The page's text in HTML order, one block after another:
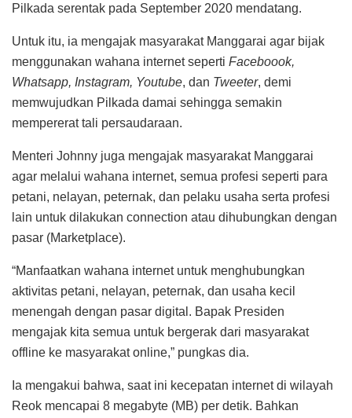
Pilkada serentak pada September 2020 mendatang.
Untuk itu, ia mengajak masyarakat Manggarai agar bijak
menggunakan wahana internet seperti Faceboook,
Whatsapp, Instagram, Youtube, dan Tweeter, demi
memwujudkan Pilkada damai sehingga semakin
mempererat tali persaudaraan.
Menteri Johnny juga mengajak masyarakat Manggarai
agar melalui wahana internet, semua profesi seperti para
petani, nelayan, peternak, dan pelaku usaha serta profesi
lain untuk dilakukan connection atau dihubungkan dengan
pasar (Marketplace).
“Manfaatkan wahana internet untuk menghubungkan
aktivitas petani, nelayan, peternak, dan usaha kecil
menengah dengan pasar digital. Bapak Presiden
mengajak kita semua untuk bergerak dari masyarakat
offline ke masyarakat online,” pungkas dia.
Ia mengakui bahwa, saat ini kecepatan internet di wilayah
Reok mencapai 8 megabyte (MB) per detik. Bahkan